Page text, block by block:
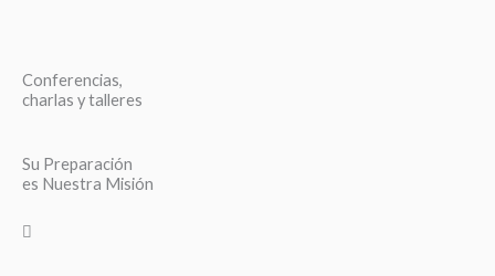
Conferencias,
charlas y talleres
Su Preparación
es Nuestra Misión